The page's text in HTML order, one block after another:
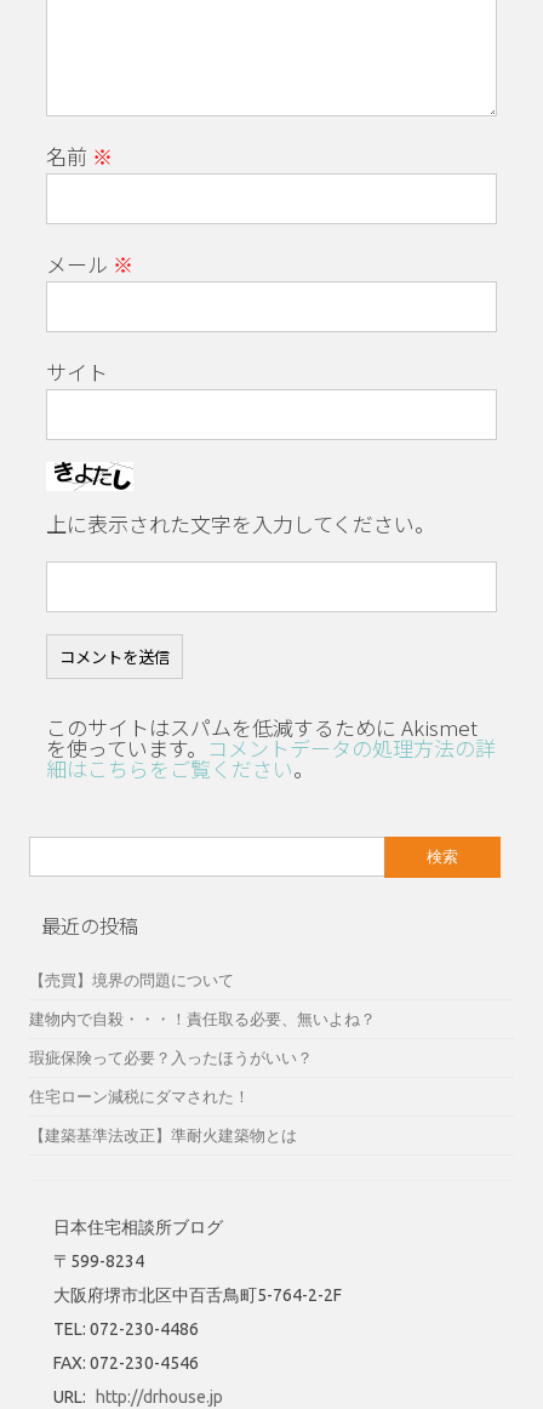
名前 ※
メール ※
サイト
上に表示された文字を入力してください。
このサイトはスパムを低減するために Akismet
を使っています。 コメントデータの処理方法の詳
細はこちらをご覧ください。
索:
最近の投稿
【売買】境界の問題について
建物内で自殺・・・！責任取る必要、無いよね？
瑕疵保険って必要？入ったほうがいい？
住宅ローン減税にダマされた！
【建築基準法改正】準耐火建築物とは
日本住宅相談所ブログ
〒599-8234
大阪府堺市北区中百舌鳥町5-764-2-2F
TEL: 072-230-4486
FAX: 072-230-4546
URL:
http://drhouse.jp